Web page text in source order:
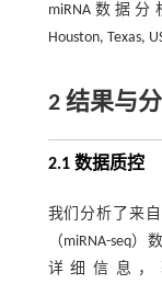
miRNA数据分
Houston, Texas,
2 结果与
2.1 数据质控
我们分析了来自
（miRNA-seq）
详细信息，